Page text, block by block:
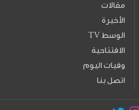
مقالات
الأخيرة
TV الوسط
الافتتاحية
وفيات اليوم
اتصل بنا